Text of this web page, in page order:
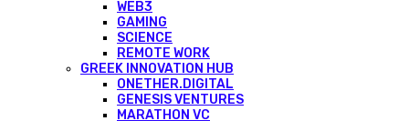
WEB3
GAMING
SCIENCE
REMOTE WORK
GREEK INNOVATION HUB
ONETHER.DIGITAL
GENESIS VENTURES
MARATHON VC